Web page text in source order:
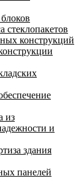
стеклопакетов
конструкций
из
и
здания
панелей